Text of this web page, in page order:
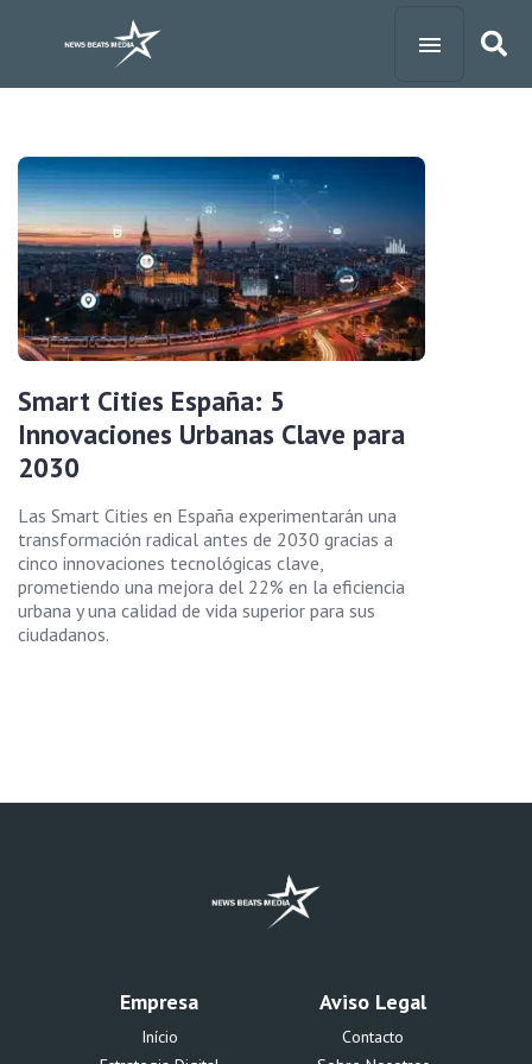
Smart Cities España: 5
Innovaciones Urbanas Clave para
2030
Las Smart Cities en España experimentarán una
transformación radical antes de 2030 gracias a
cinco innovaciones tecnológicas clave,
prometiendo una mejora del 22% en la eficiencia
urbana y una calidad de vida superior para sus
ciudadanos.
Empresa
Início
Aviso Legal
Contacto